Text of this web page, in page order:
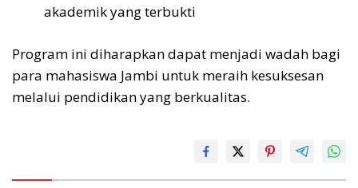
akademik yang terbukti
Program ini diharapkan dapat menjadi wadah bagi
para mahasiswa Jambi untuk meraih kesuksesan
melalui pendidikan yang berkualitas.